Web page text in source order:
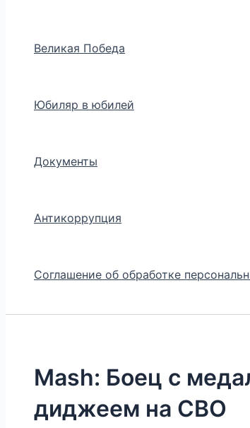
Великая Победа
Юбиляр в юбилей
Документы
Антикоррупция
Соглашение об обработке
Mash: Боец с
диджеем на СВО